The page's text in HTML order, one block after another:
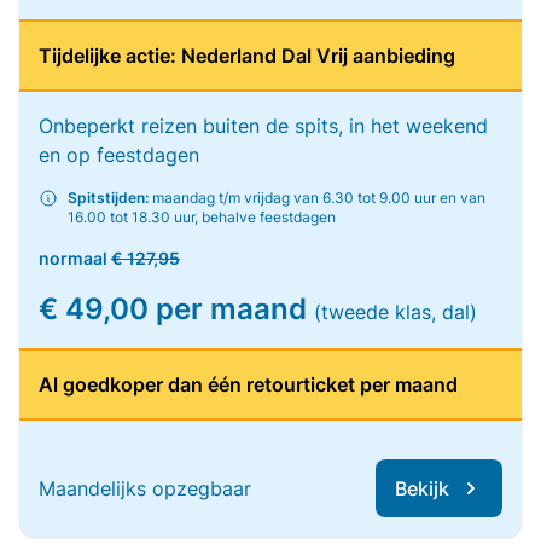
Tijdelijke actie: Nederland Dal Vrij aanbieding
Onbeperkt reizen buiten de spits, in het weekend
en op feestdagen
Spitstijden: maandag t/m vrijdag van 6.30 tot 9.00 uur en van
16.00 tot 18.30 uur, behalve feestdagen
normaal € 127,95
€ 49,00 per maand (tweede klas, dal)
Al goedkoper dan één retourticket per maand
Maandelijks opzegbaar Bekijk